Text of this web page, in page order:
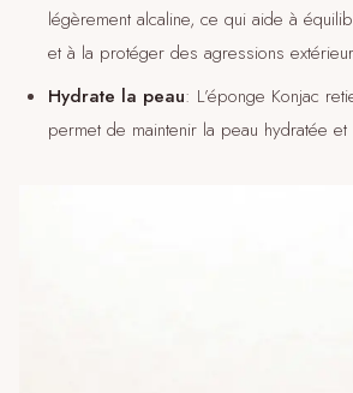
légèrement alcaline, ce qui aide à
et à la protéger des agressions
Hydrate la peau: L’éponge Konjac
permet de maintenir la peau hydratée et